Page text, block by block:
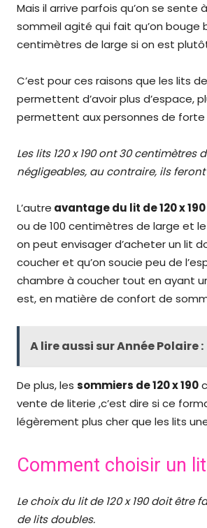
Mais il arrive parfois qu’on se
sommeil agité qui fait qu’on bouge
centimètres de large si on est
C’est pour ces raisons que les lits
permettent d’avoir plus d’espace,
permettent aux personnes de forte
Les lits 120 x 190 ont 30
négligeables, au contraire, ils
L’autre avantage du lit de 120 x 190
ou de 100 centimètres de large et
on peut envisager d’acheter un lit
coucher et qu’on soucie peu de
chambre à coucher tout en ayant
est, en matière de confort de
A lire aussi sur Année Polaire :
De plus, les sommiers de 120 x 190
vente de literie ,c’est dire si ce
légèrement plus cher que les lits
Comment choisir un
Le choix du lit de 120 x 190 doit
de lits doubles.